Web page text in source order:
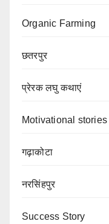
Organic Farming
छतरपुर
प्रेरक लघु कथाएं
Motivational stories
गढ़ाकोटा
नरसिंहपुर
Success Story